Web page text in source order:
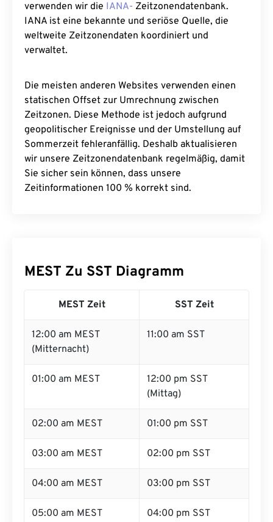
verwenden wir die IANA- Zeitzonendatenbank.
IANA ist eine bekannte und seriöse Quelle, die
weltweite Zeitzonendaten koordiniert und
verwaltet.
Die meisten anderen Websites verwenden einen
statischen Offset zur Umrechnung zwischen
Zeitzonen. Diese Methode ist jedoch aufgrund
geopolitischer Ereignisse und der Umstellung auf
Sommerzeit fehleranfällig. Deshalb aktualisieren
wir unsere Zeitzonendatenbank regelmäßig, damit
Sie sicher sein können, dass unsere
Zeitinformationen 100 % korrekt sind.
MEST Zu SST Diagramm
MEST Zeit SST Zeit
12:00 am MEST
(Mitternacht)
11:00 am SST
01:00 am MEST
12:00 pm SST
(Mittag)
02:00 am MEST 01:00 pm SST
03:00 am MEST 02:00 pm SST
04:00 am MEST 03:00 pm SST
05:00 am MEST 04:00 pm SST